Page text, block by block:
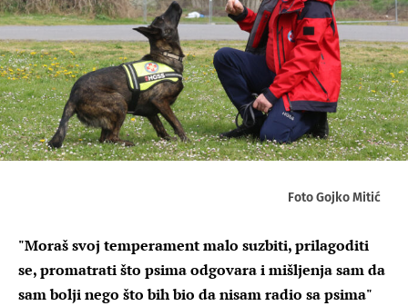
Foto Gojko Mitić
"Moraš svoj temperament malo suzbiti, prilagoditi
se, promatrati što psima odgovara i mišljenja sam da
sam bolji nego što bih bio da nisam radio sa psima"